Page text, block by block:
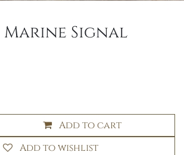
Marine Signal
Add to cart
Add to wishlist